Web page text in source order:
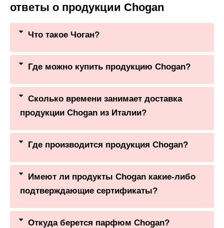
ответы о продукции Chogan
Что такое Чоган?
Где можно купить продукцию Chogan?
Сколько времени занимает доставка
продукции Chogan из Италии?
Где производится продукция Chogan?
Имеют ли продукты Chogan какие-либо
подтверждающие сертификаты?
Откуда берется парфюм Chogan?